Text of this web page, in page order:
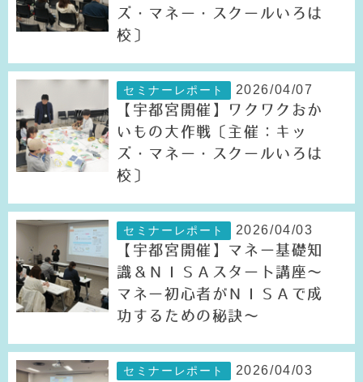
ズ・マネー・スクールいろは
校〕
セミナーレポート 2026/04/07
【宇都宮開催】ワクワクおか
いもの大作戦〔主催：キッ
ズ・マネー・スクールいろは
校〕
セミナーレポート 2026/04/03
【宇都宮開催】マネー基礎知
識＆ＮＩＳＡスタート講座～
マネー初心者がＮＩＳＡで成
功するための秘訣～
セミナーレポート 2026/04/03